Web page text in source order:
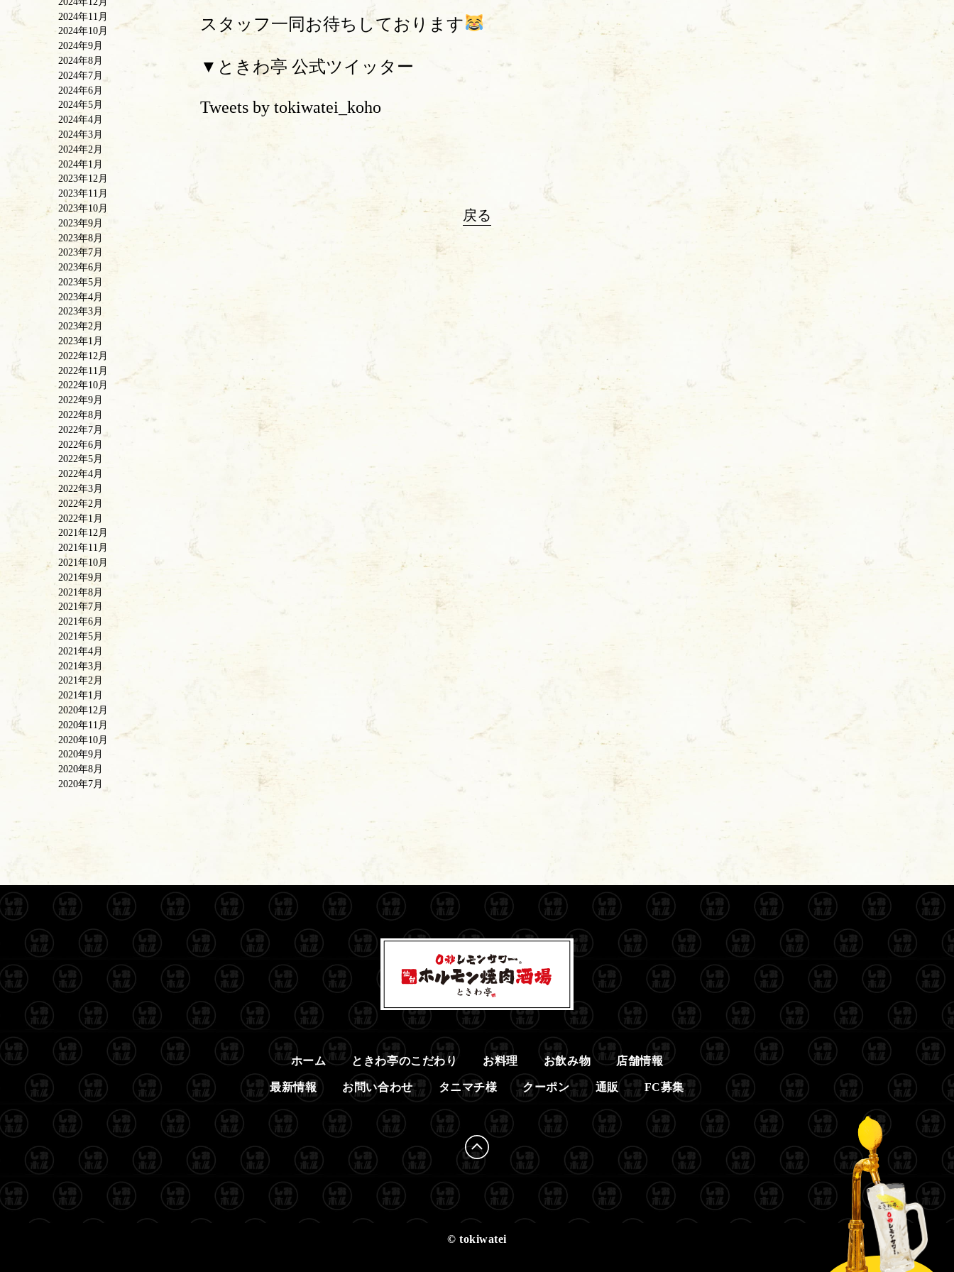
スタッフ一同お待ちしております
▼ときわ亭 公式ツイッター
Tweets by tokiwatei_koho
戻る
2024年11月
2024年10月
2024年9月
2024年8月
2024年7月
2024年6月
2024年5月
2024年4月
2024年3月
2024年2月
2024年1月
2023年12月
2023年11月
2023年10月
2023年9月
2023年8月
2023年7月
2023年6月
2023年5月
2023年4月
2023年3月
2023年2月
2023年1月
2022年12月
2022年11月
2022年10月
2022年9月
2022年8月
2022年7月
2022年6月
2022年5月
2022年4月
2022年3月
2022年2月
2022年1月
2021年12月
2021年11月
2021年10月
2021年9月
2021年8月
2021年7月
2021年6月
2021年5月
2021年4月
2021年3月
2021年2月
2021年1月
2020年12月
2020年11月
2020年10月
2020年9月
2020年8月
2020年7月
ホーム ときわ亭のこだわり お料理 お飲み物 店舗情報
最新情報 お問い合わせ タニマチ様 クーポン 通販 FC募集
© tokiwatei